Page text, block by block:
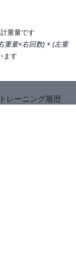
重量です
重量×右回数) + (左重
ます
トレーニング履歴